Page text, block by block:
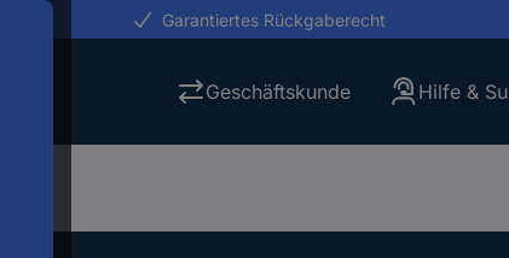
Garantiertes Rückgaberecht
Geschäftskunde Hilfe &